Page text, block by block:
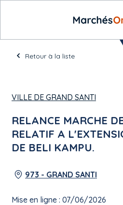
Retour à la liste
VILLE DE GRAND SANTI
RELANCE MARCHE
RELATIF A
DE BELI KAMPU.
973 - GRAND SANTI
Mise en ligne : 07/06/2026